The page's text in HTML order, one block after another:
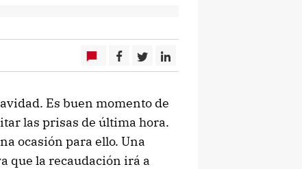
Es buen momento de
las prisas de última hora.
ocasión para ello. Una
que la recaudación irá a